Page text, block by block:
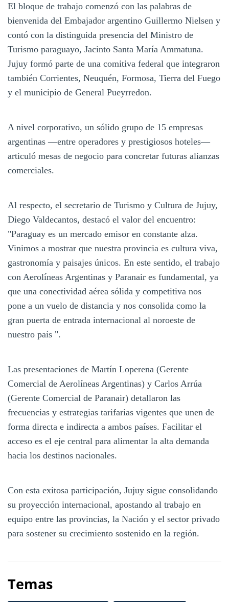
El bloque de trabajo comenzó con las palabras de
bienvenida del Embajador argentino Guillermo Nielsen y
contó con la distinguida presencia del Ministro de
Turismo paraguayo, Jacinto Santa María Ammatuna.
Jujuy formó parte de una comitiva federal que integraron
también Corrientes, Neuquén, Formosa, Tierra del Fuego
y el municipio de General Pueyrredon.
A nivel corporativo, un sólido grupo de 15 empresas
argentinas —entre operadores y prestigiosos hoteles—
articuló mesas de negocio para concretar futuras alianzas
comerciales.
Al respecto, el secretario de Turismo y Cultura de Jujuy,
Diego Valdecantos, destacó el valor del encuentro:
"Paraguay es un mercado emisor en constante alza.
Vinimos a mostrar que nuestra provincia es cultura viva,
gastronomía y paisajes únicos. En este sentido, el trabajo
con Aerolíneas Argentinas y Paranair es fundamental, ya
que una conectividad aérea sólida y competitiva nos
pone a un vuelo de distancia y nos consolida como la
gran puerta de entrada internacional al noroeste de
nuestro país ".
Las presentaciones de Martín Loperena (Gerente
Comercial de Aerolíneas Argentinas) y Carlos Arrúa
(Gerente Comercial de Paranair) detallaron las
frecuencias y estrategias tarifarias vigentes que unen de
forma directa e indirecta a ambos países. Facilitar el
acceso es el eje central para alimentar la alta demanda
hacia los destinos nacionales.
Con esta exitosa participación, Jujuy sigue consolidando
su proyección internacional, apostando al trabajo en
equipo entre las provincias, la Nación y el sector privado
para sostener su crecimiento sostenido en la región.
Temas